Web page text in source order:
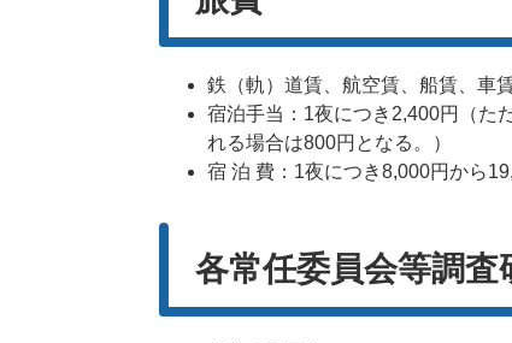
鉄（軌）道賃、航空賃、船賃、車
宿泊手当：1夜につき2,400円（た
れる場合は800円となる。）
宿 泊 費：1夜につき8,000円から
各常任委員会等調査